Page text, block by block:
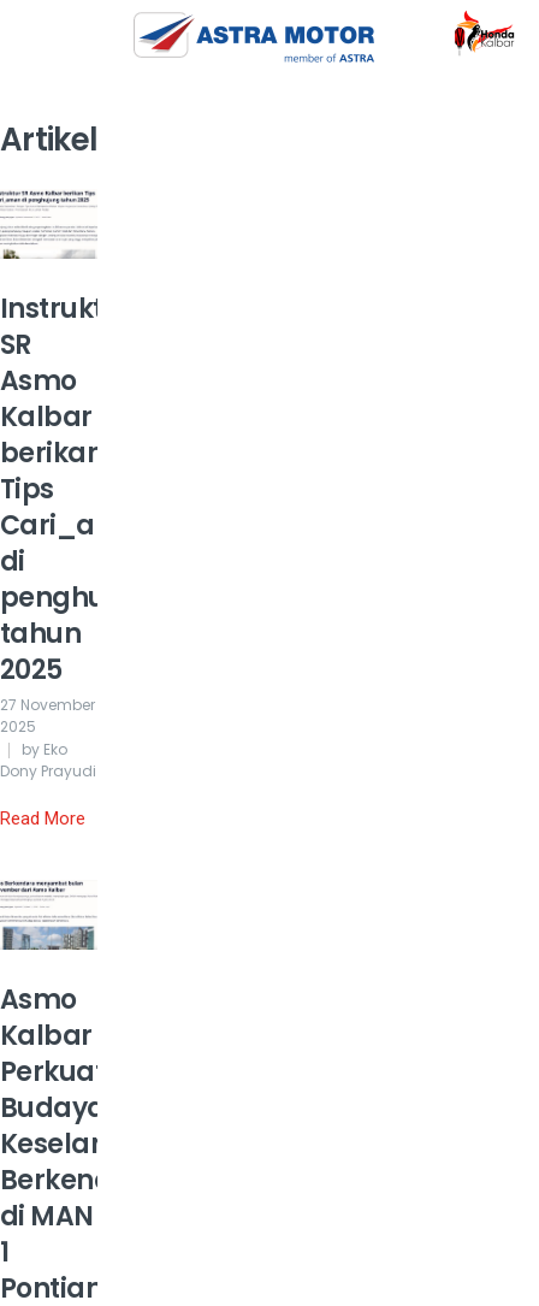
Artikel
Instruktur
SR
Asmo
Kalbar
berikan
Tips
Cari_aman
di
penghujung
tahun
2025
27 November
2025
by Eko
Dony Prayudi
Read More
Asmo
Kalbar
Perkuat
Budaya
Keselamatan
Berkendara
di MAN
1
Pontianak